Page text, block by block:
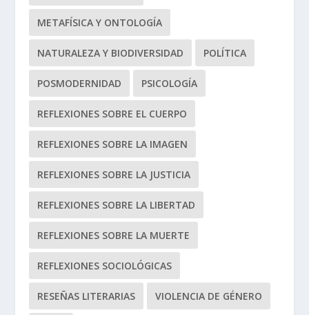
METAFÍSICA Y ONTOLOGÍA
NATURALEZA Y BIODIVERSIDAD POLÍTICA
POSMODERNIDAD PSICOLOGÍA
REFLEXIONES SOBRE EL CUERPO
REFLEXIONES SOBRE LA IMAGEN
REFLEXIONES SOBRE LA JUSTICIA
REFLEXIONES SOBRE LA LIBERTAD
REFLEXIONES SOBRE LA MUERTE
REFLEXIONES SOCIOLÓGICAS
RESEÑAS LITERARIAS VIOLENCIA DE GÉNERO